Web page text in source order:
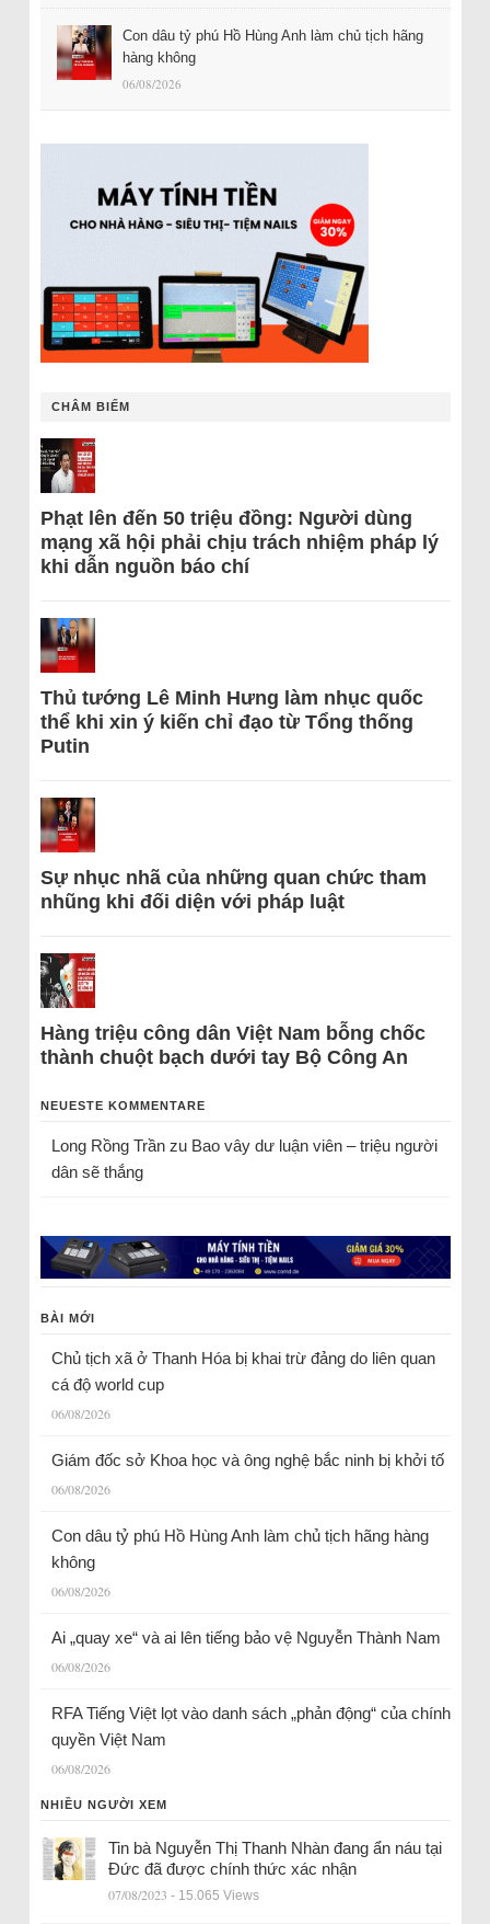
Con dâu tỷ phú Hồ Hùng Anh làm chủ tịch hãng
hàng không
06/08/2026
CHÂM BIẾM
Phạt lên đến 50 triệu đồng: Người dùng
mạng xã hội phải chịu trách nhiệm pháp lý
khi dẫn nguồn báo chí
Thủ tướng Lê Minh Hưng làm nhục quốc
thể khi xin ý kiến chỉ đạo từ Tổng thống
Putin
Sự nhục nhã của những quan chức tham
nhũng khi đối diện với pháp luật
Hàng triệu công dân Việt Nam bỗng chốc
thành chuột bạch dưới tay Bộ Công An
NEUESTE KOMMENTARE
Long Rồng Trầnzu Bao vây dư luận viên – triệu người
dân sẽ thắng
BÀI MỚI
Chủ tịch xã ở Thanh Hóa bị khai trừ đảng do liên quan
cá độ world cup
06/08/2026
Giám đốc sở Khoa học và ông nghệ bắc ninh bị khởi tố
06/08/2026
Con dâu tỷ phú Hồ Hùng Anh làm chủ tịch hãng hàng
không
06/08/2026
Ai „quay xe“ và ai lên tiếng bảo vệ Nguyễn Thành Nam
06/08/2026
RFA Tiếng Việt lọt vào danh sách „phản động“ của chính
quyền Việt Nam
06/08/2026
NHIỀU NGƯỜI XEM
Tin bà Nguyễn Thị Thanh Nhàn đang ẩn náu tại
Đức đã được chính thức xác nhận
07/08/2023 - 15.065 Views